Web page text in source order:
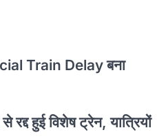
Train Delay बना
हुई विशेष ट्रेन, यात्रियों